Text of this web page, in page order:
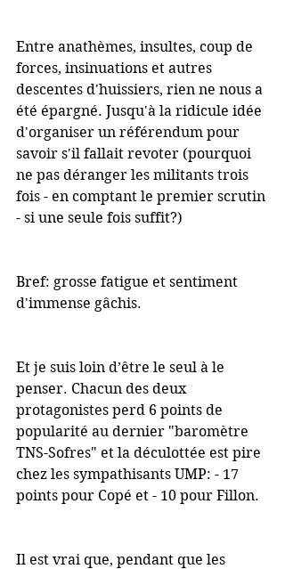
Entre anathèmes, insultes, coup de
forces, insinuations et autres
descentes d'huissiers, rien ne nous a
été épargné. Jusqu'à la ridicule idée
d'organiser un référendum pour
savoir s'il fallait revoter (pourquoi
ne pas déranger les militants trois
fois - en comptant le premier scrutin
- si une seule fois suffit?)
Bref: grosse fatigue et sentiment
d'immense gâchis.
Et je suis loin d’être le seul à le
penser. Chacun des deux
protagonistes perd 6 points de
popularité au dernier "baromètre
TNS-Sofres" et la déculottée est pire
chez les sympathisants UMP: - 17
points pour Copé et - 10 pour Fillon.
Il est vrai que, pendant que les